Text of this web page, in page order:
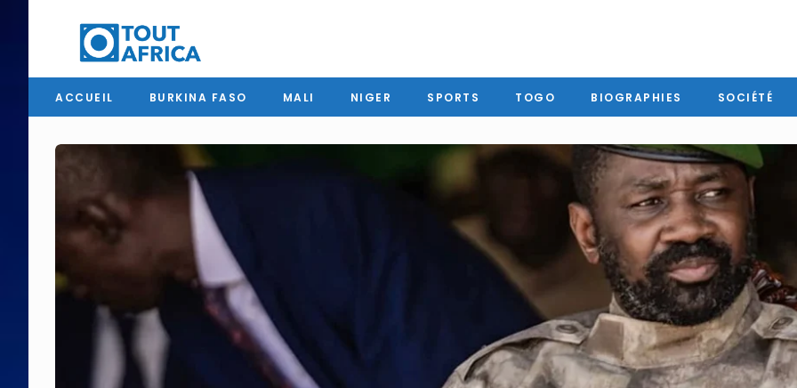
ACCUEIL BURKINA FASO MALI NIGER SPORTS TOGO BIOGRAPHIES SOCIÉTÉ